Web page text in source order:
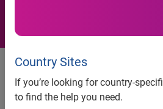
Country Sites
If you’re looking for country-
to find the help you need.
Inadimplência do
tem queda de
revela Serasa